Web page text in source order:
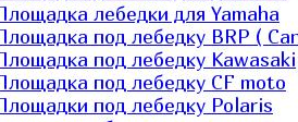
лебедки для Yamaha
под лебедку BRP (
под лебедку Kawasaki
под лебедку СF moto
под лебедку Polaris